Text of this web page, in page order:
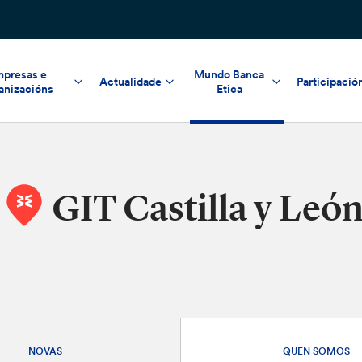
e
Actualidade
Mundo Banca
Etica
GIT Castilla y
NOVAS QUEN SOMOS